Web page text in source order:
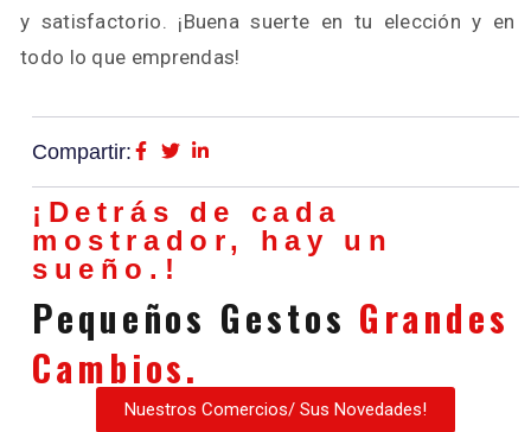
y satisfactorio. ¡Buena suerte en tu elección y en
todo lo que emprendas!
Compartir:
¡Detrás de cada
mostrador, hay un
sueño.!
Pequeños Gestos Grandes
Cambios.
Nuestros Comercios/ Sus Novedades!